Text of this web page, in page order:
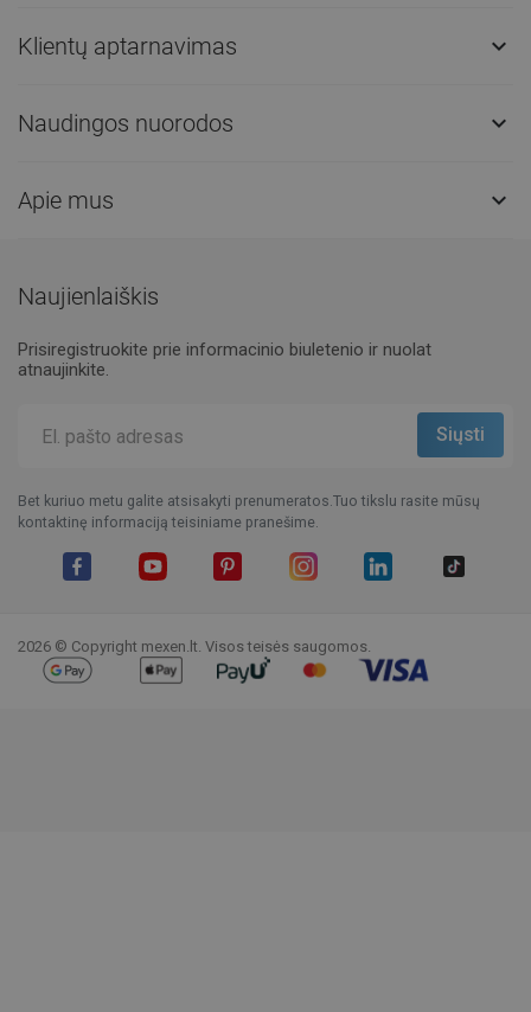
Klientų aptarnavimas 
Naudingos nuorodos 
Apie mus 
Naujienlaiškis
Prisiregistruokite prie informacinio biuletenio ir nuolat
atnaujinkite.
Bet kuriuo metu galite atsisakyti prenumeratos.Tuo tikslu rasite mūsų
kontaktinę informaciją teisiniame pranešime.
2026 © Copyright mexen.lt. Visos teisės saugomos.